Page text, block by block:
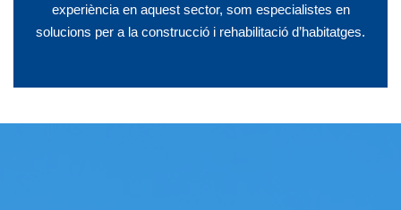
experiència en aquest sector, som especialistes en
solucions per a la construcció i rehabilitació d’habitatges.